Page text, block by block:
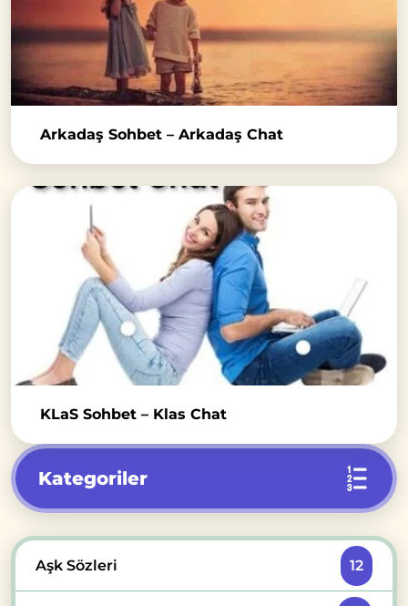
Arkadaş Sohbet – Arkadaş Chat
KLaS Sohbet – Klas Chat
Kategoriler
Aşk Sözleri 12